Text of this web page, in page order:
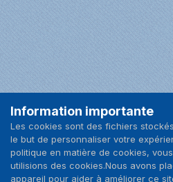
Langue
Information importante
Les cookies sont des fichiers
le but de personnaliser votre
politique en matière de cookies,
utilisions des cookies.Nous avons
appareil pour aider à améliorer ce